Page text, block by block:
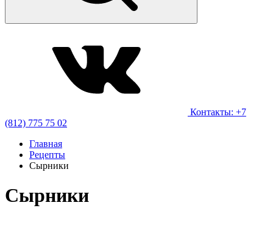
Контакты: +7
(812) 775 75 02
Главная
Рецепты
Сырники
Сырники